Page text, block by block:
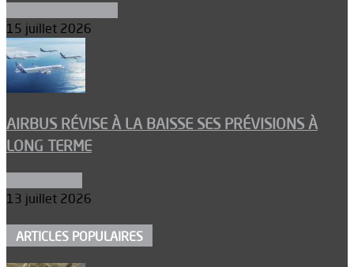
15 juillet 2026
AIRBUS RÉVISE À LA BAISSE SES PRÉVISIONS À
LONG TERME
13 juillet 2026
ARTICLES POPULAIRES